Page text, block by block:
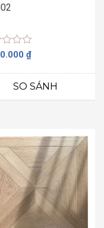
₫
SO SÁNH